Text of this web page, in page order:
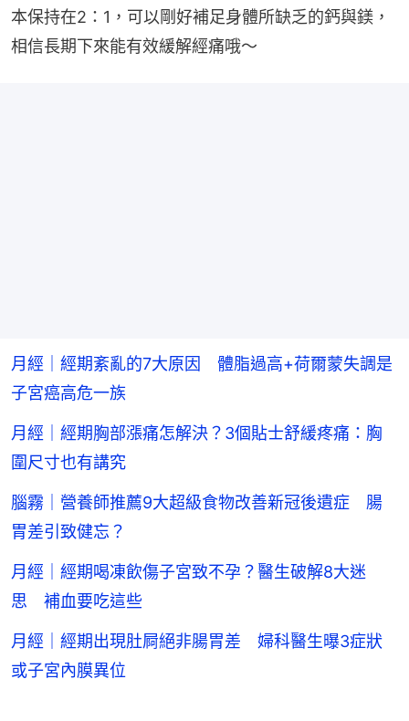
本保持在2：1，可以剛好補足身體所缺乏的鈣與鎂，
相信長期下來能有效緩解經痛哦～
月經｜經期紊亂的7大原因 體脂過高+荷爾蒙失調是
子宮癌高危一族
月經｜經期胸部漲痛怎解決？3個貼士舒緩疼痛：胸
圍尺寸也有講究
腦霧｜營養師推薦9大超級食物改善新冠後遺症 腸
胃差引致健忘？
月經｜經期喝凍飲傷子宮致不孕？醫生破解8大迷
思 補血要吃這些
月經｜經期出現肚屙絕非腸胃差 婦科醫生曝3症狀
或子宮內膜異位